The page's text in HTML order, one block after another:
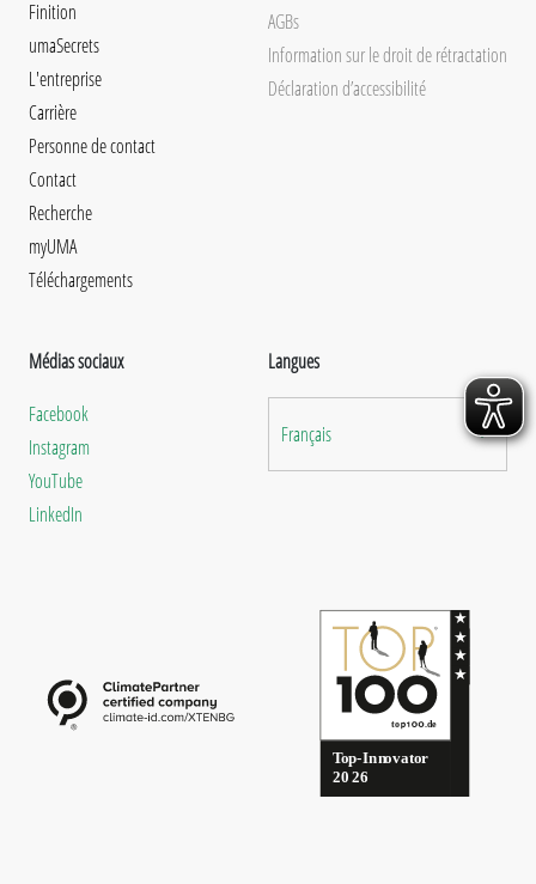
Finition
umaSecrets
L'entreprise
Carrière
Personne de contact
Contact
Recherche
myUMA
Téléchargements
AGBs
Information sur le droit de rétractation
Déclaration d’accessibilité
Médias sociaux
Facebook
Instagram
YouTube
LinkedIn
Langues
Français